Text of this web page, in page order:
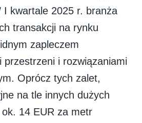
kwartale 2025 r. branża
transakcji na rynku
zapleczem
i rozwiązaniami
Oprócz tych zalet,
na tle innych dużych
14 EUR za metr